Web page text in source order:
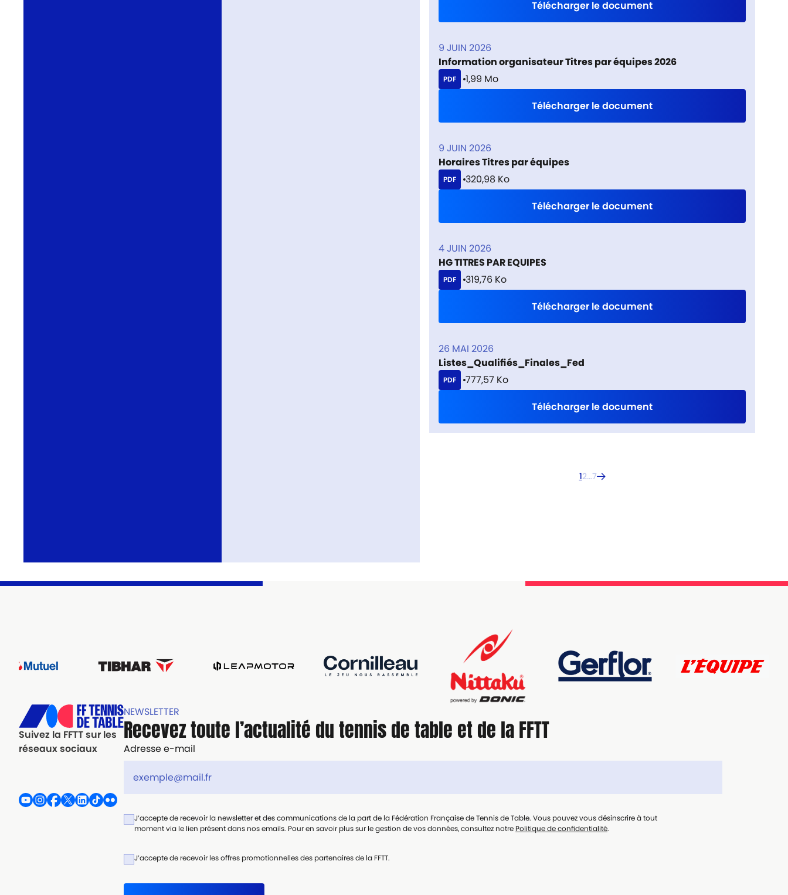
Télécharger le document
9 JUIN 2026
Information organisateur Titres par équipes 2026
PDF
1,99 Mo
Télécharger le document
9 JUIN 2026
Horaires Titres par équipes
PDF
320,98 Ko
Télécharger le document
4 JUIN 2026
HG TITRES PAR EQUIPES
PDF
319,76 Ko
Télécharger le document
26 MAI 2026
Listes_Qualifiés_Finales_Fed
PDF
777,57 Ko
Télécharger le document
12…7
Suivez la FFTT sur les
réseaux sociaux
NEWSLETTER
Recevez toute l’actualité du tennis de table et de la FFTT
Adresse e-mail
J’accepte de recevoir la newsletter et des communications de la part de la Fédération Française de Tennis de Table. Vous pouvez vous désinscrire à tout
moment via le lien présent dans nos emails. Pour en savoir plus sur le gestion de vos données, consultez notre Politique de confidentialité.
J’accepte de recevoir les offres promotionnelles des partenaires de la FFTT.